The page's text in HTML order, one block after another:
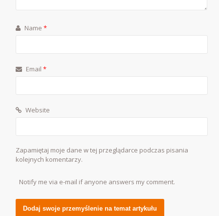
Name*
Email*
Website
Zapamiętaj moje dane w tej przeglądarce podczas pisania
kolejnych komentarzy.
Notify me via e-mail if anyone answers my comment.